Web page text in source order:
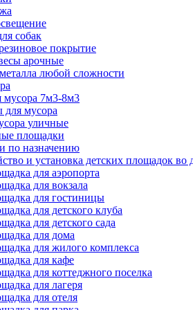
собак
покрытие
арочные
любой сложности
мусора 7м3-8м3
для мусора
уличные
площадки
по назначению
и установка детских площадок
для аэропорта
для вокзала
для гостиницы
для детского клуба
для детского сада
для дома
для жилого комплекса
для кафе
для коттеджного поселка
для лагеря
для отеля